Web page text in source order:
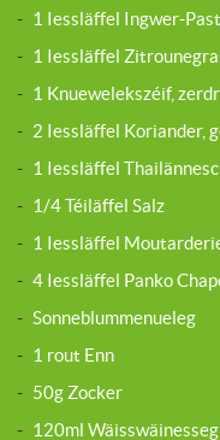
- 1 Iessläffel Ingwer-
- 1 Iessläffel
- 1 Knuewelekszéif,
- 2 Iessläffel Koriander,
- 1 Iessläffel
- 1/4 Téiläffel Salz
- 1 Iessläffel
- 4 Iessläffel Panko
- Sonneblummenueleg
- 1 rout Enn
- 50g Zocker
- 120ml Wäisswäinesseg